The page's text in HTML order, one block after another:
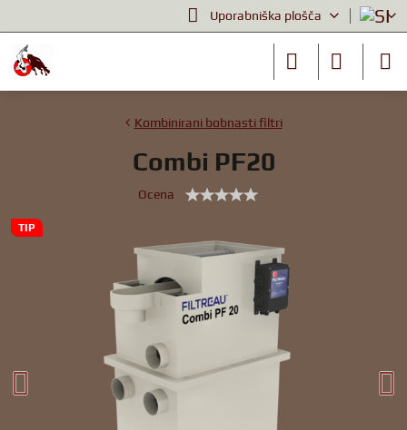
Uporabniška plošča
TIP
Kombinirani bobnasti filtri
Combi PF20
Ocena